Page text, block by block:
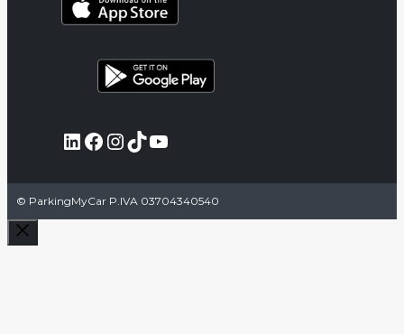
LinkedIn
Facebook
Instagram
TikTok
YouTube
© ParkingMyCar P.IVA 03704340540
Chiudi